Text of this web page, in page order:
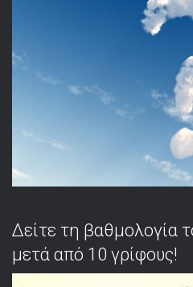
Δείτε τη βαθμολογία
μετά από 10 γρίφους!